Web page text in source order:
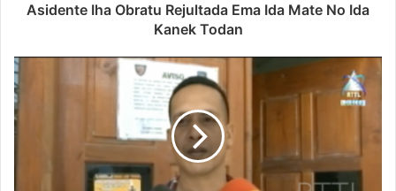
Asidente Iha Obratu Rejultada Ema Ida Mate No Ida
Kanek Todan